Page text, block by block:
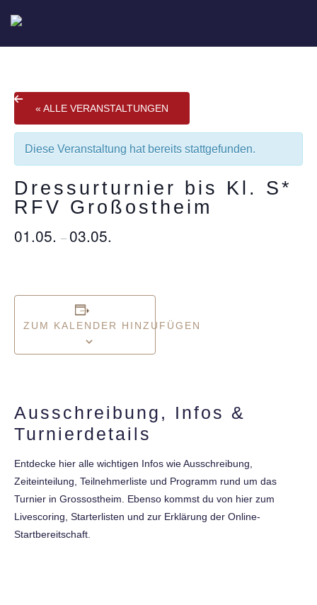
« ALLE VERANSTALTUNGEN
Diese Veranstaltung hat bereits stattgefunden.
Dressurturnier bis Kl. S*
RFV Großostheim
01.05. – 03.05.
ZUM KALENDER HINZUFÜGEN
Ausschreibung, Infos &
Turnierdetails
Entdecke hier alle wichtigen Infos wie Ausschreibung,
Zeiteinteilung, Teilnehmerliste und Programm rund um das
Turnier in Grossostheim. Ebenso kommst du von hier zum
Livescoring, Starterlisten und zur Erklärung der Online-
Startbereitschaft.